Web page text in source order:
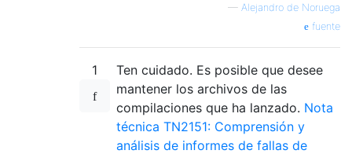
— Alejandro de Noruega
fuente
1
Ten cuidado. Es posible que desee
mantener los archivos de las
compilaciones que ha lanzado. Nota
técnica TN2151: Comprensión y
análisis de informes de fallas de